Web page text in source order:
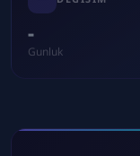
-
Gunluk